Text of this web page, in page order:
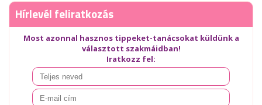
Hírlevél feliratkozás
Most azonnal hasznos tippeket-tanácsokat küldünk a
választott szakmáidban!
Iratkozz fel: